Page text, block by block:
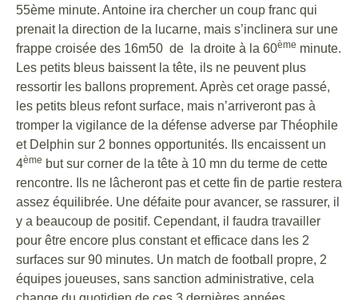
55ème minute. Antoine ira chercher un coup franc qui
prenait la direction de la lucarne, mais s’inclinera sur une
frappe croisée des 16m50 de la droite à la 60ème minute.
Les petits bleus baissent la tête, ils ne peuvent plus
ressortir les ballons proprement. Après cet orage passé,
les petits bleus refont surface, mais n’arriveront pas à
tromper la vigilance de la défense adverse par Théophile
et Delphin sur 2 bonnes opportunités. Ils encaissent un
4ème but sur corner de la tête à 10 mn du terme de cette
rencontre. Ils ne lâcheront pas et cette fin de partie restera
assez équilibrée. Une défaite pour avancer, se rassurer, il
y a beaucoup de positif. Cependant, il faudra travailler
pour être encore plus constant et efficace dans les 2
surfaces sur 90 minutes. Un match de football propre, 2
équipes joueuses, sans sanction administrative, cela